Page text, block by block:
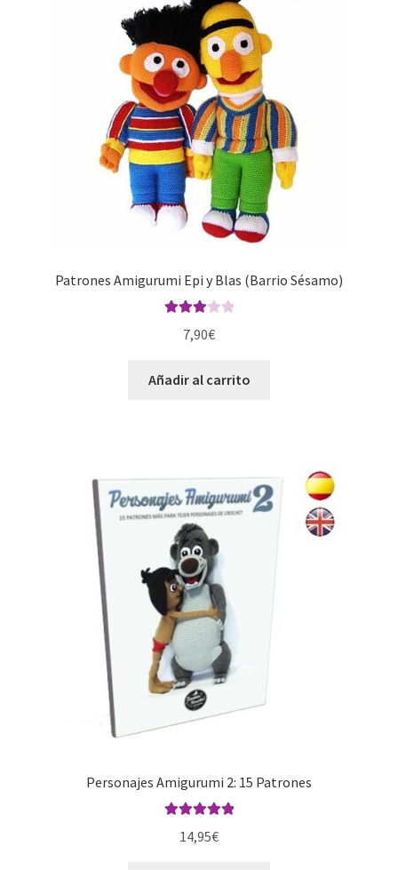
Patrones Amigurumi Epi y Blas (Barrio Sésamo)
o con
5
7,90€
Añadir al carrito
Personajes Amigurumi 2: 15 Patrones
5.00
14,95€